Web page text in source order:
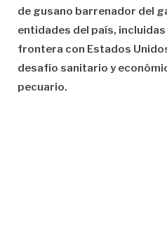
de gusano barrenador del
entidades del país,
frontera con Estados
desafío sanitario y
pecuario.